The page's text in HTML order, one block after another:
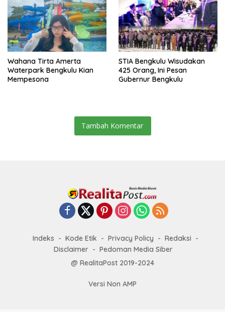
Wahana Tirta Amerta
Waterpark Bengkulu Kian
Mempesona
STIA Bengkulu Wisudakan
425 Orang, Ini Pesan
Gubernur Bengkulu
Tambah Komentar
Indeks Kode Etik Privacy Policy
Redaksi
Disclaimer
Pedoman Media Siber
@ RealitaPost 2019-2024
Versi Non AMP